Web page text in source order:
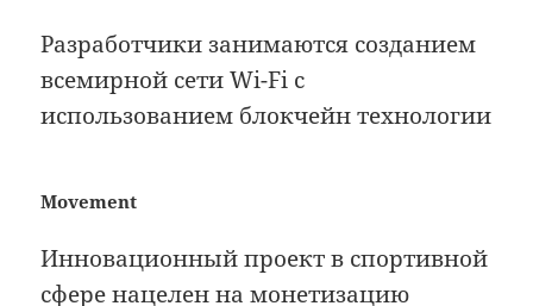
Разработчики занимаются созданием
всемирной сети Wi-Fi с
использованием блокчейн технологии
Movement
Инновационный проект в спортивной
сфере нацелен на монетизацию